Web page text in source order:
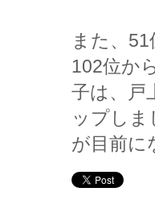
また、
102位か
子は、戸
ップし
が目前に